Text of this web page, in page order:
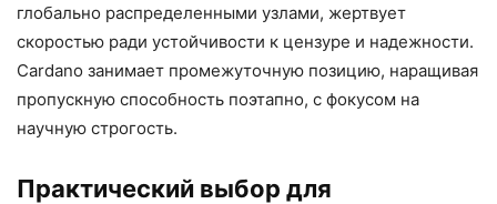
глобально распределенными узлами, жертвует
скоростью ради устойчивости к цензуре и надежности.
Cardano занимает промежуточную позицию, наращивая
пропускную способность поэтапно, с фокусом на
научную строгость.
Практический выбор для